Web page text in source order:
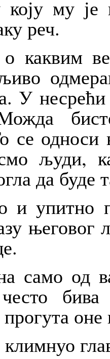
коју му
реч.
каквим
У
се
људи,
да буде
и упитно
његовог
само од
често
климнуо